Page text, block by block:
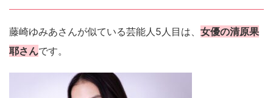
藤崎ゆみあさんが似ている芸能人5人目は、 女優の清原果
耶さんです。